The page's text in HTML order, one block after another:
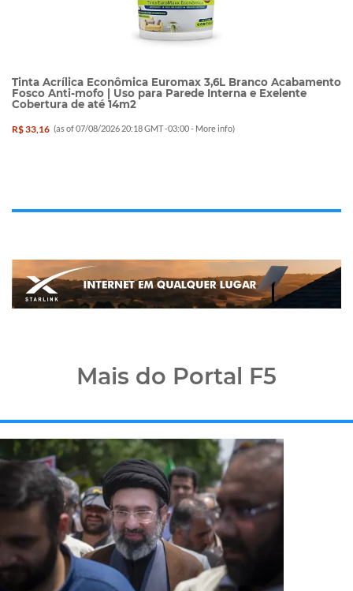
Tinta Acrílica Econômica Euromax 3,6L Branco Acabamento
Fosco Anti-mofo | Uso para Parede Interna e Exelente
Cobertura de até 14m2
R$ 33,16 (as of 07/08/2026 20:18 GMT -03:00 - More info)
Mais do Portal F5